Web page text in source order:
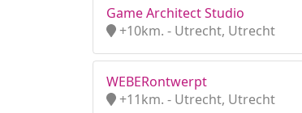
Game Architect Studio
+10km. - Utrecht, Utrecht
WEBERontwerpt
+11km. - Utrecht, Utrecht